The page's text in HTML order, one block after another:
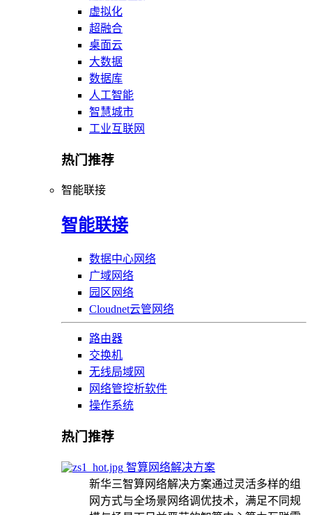
虚拟化
超融合
桌面云
大数据
数据库
人工智能
智慧城市
工业互联网
热门推荐
智能联接
智能联接
数据中心网络
广域网络
园区网络
Cloudnet云管网络
路由器
交换机
无线局域网
网络管控析软件
操作系统
热门推荐
智算网络解决方案
新华三智算网络解决方案通过灵活多样的组
网方式与全场景网络调优技术，满足不同规